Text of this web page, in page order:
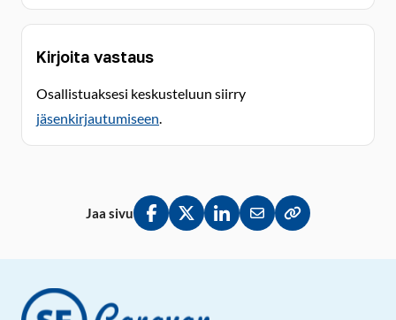
Kirjoita vastaus
Osallistuaksesi keskusteluun siirry
jäsenkirjautumiseen.
Jaa sivu
Jaa Facebookissa
Jaa Twitterissä
Jaa LinkedInissä
Jaa sähköpostitse
Kopioi linkki